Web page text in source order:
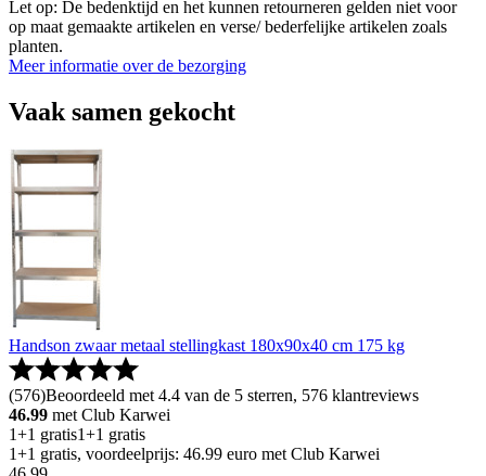
Let op: De bedenktijd en het kunnen retourneren gelden niet voor
op maat gemaakte artikelen en verse/ bederfelijke artikelen zoals
planten.
Meer informatie over de bezorging
Vaak samen gekocht
Handson zwaar metaal stellingkast 180x90x40 cm 175 kg
(576)Beoordeeld met 4.4 van de 5 sterren, 576 klantreviews
46.99 met Club Karwei
1+1 gratis1+1 gratis
1+1 gratis, voordeelprijs: 46.99 euro met Club Karwei